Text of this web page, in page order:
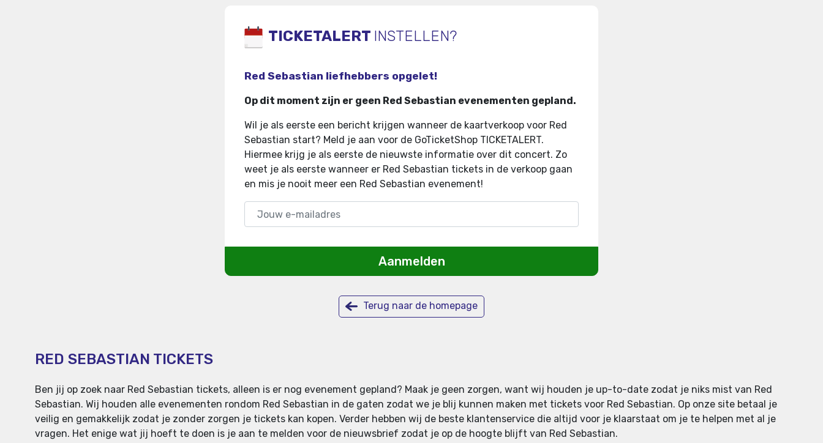
TICKETALERT INSTELLEN?
Red Sebastian liefhebbers opgelet!
Op dit moment zijn er geen Red Sebastian evenementen gepland.
Wil je als eerste een bericht krijgen wanneer de kaartverkoop voor Red
Sebastian start? Meld je aan voor de GoTicketShop TICKETALERT.
Hiermee krijg je als eerste de nieuwste informatie over dit concert. Zo
weet je als eerste wanneer er Red Sebastian tickets in de verkoop gaan
en mis je nooit meer een Red Sebastian evenement!
Aanmelden
Terug naar de homepage
RED SEBASTIAN TICKETS
Ben jij op zoek naar Red Sebastian tickets, alleen is er nog evenement gepland? Maak je geen zorgen, want wij houden je up-to-date zodat je niks mist van Red
Sebastian. Wij houden alle evenementen rondom Red Sebastian in de gaten zodat we je blij kunnen maken met tickets voor Red Sebastian. Op onze site betaal je
veilig en gemakkelijk zodat je zonder zorgen je tickets kan kopen. Verder hebben wij de beste klantenservice die altijd voor je klaarstaat om je te helpen met al je
vragen. Het enige wat jij hoeft te doen is je aan te melden voor de nieuwsbrief zodat je op de hoogte blijft van Red Sebastian.